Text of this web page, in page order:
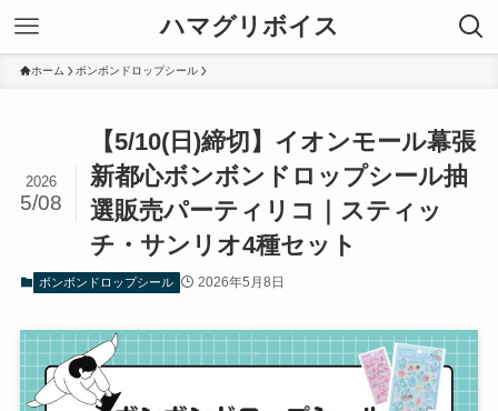
ハマグリボイス
ホーム ボンボンドロップシール
【5/10(日)締切】イオンモール幕張
新都心ボンボンドロップシール抽
選販売パーティリコ｜スティッ
チ・サンリオ4種セット
2026
5/08
ボンボンドロップシール 2026年5月8日